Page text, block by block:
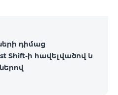
դիմաց
Shift-ի հավելվածով և